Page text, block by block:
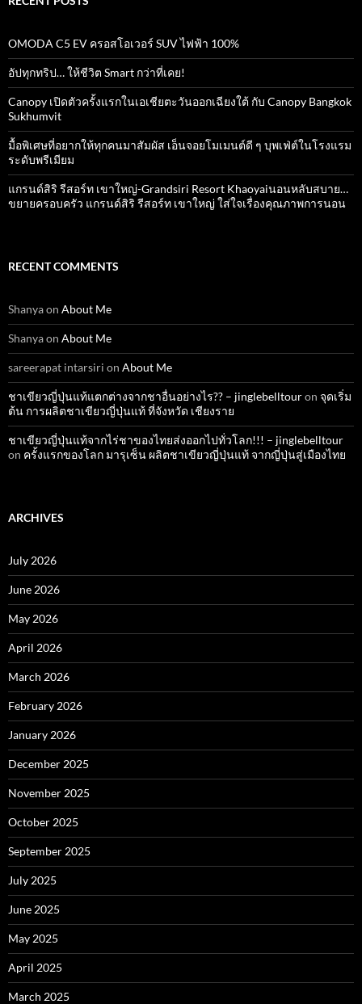
OMODA C5 EV ครอสโอเวอร์ SUV ไฟฟ้า 100%
อัปทุกทริป… ให้ชีวิต Smart กว่าที่เคย!
Canopy เปิดตัวครั้งแรกในเอเชียตะวันออกเฉียงใต้ กับ Canopy Bangkok
Sukhumvit
มื้อพิเศษที่อยากให้ทุกคนมาสัมผัส เอ็นจอยโมเมนต์ดี ๆ บุพเฟ่ต์ในโรงแรม
ระดับพรีเมียม
แกรนด์สิริ​ รีสอร์ท​ เขาใหญ่​-Grandsiri​ Resort​ Khaoyaiนอนหลับสบาย…
ขยายครอบครัว แกรนด์สิริ รีสอร์ท เขาใหญ่ ใส่ใจเรื่องคุณภาพการนอน
RECENT COMMENTS
Shanyaon About Me
Shanyaon About Me
sareerapat intarsiri on About Me
ชาเขียวญี่ปุ่นแท้แตกต่างจากชาอื่นอย่างไร?? – jinglebelltouron จุดเริ่ม
ต้น การผลิตชาเขียวญี่ปุ่นแท้ ที่จังหวัด เชียงราย
ชาเขียวญี่ปุ่นแท้จากไร่ชาของไทยส่งออกไปทั่วโลก!!! – jinglebelltour
on ครั้งแรกของโลก มารุเซ็น ผลิตชาเขียวญี่ปุ่นแท้ จากญี่ปุ่นสู่เมืองไทย
ARCHIVES
July 2026
June 2026
May 2026
April 2026
March 2026
February 2026
January 2026
December 2025
November 2025
October 2025
September 2025
July 2025
June 2025
May 2025
April 2025
March 2025